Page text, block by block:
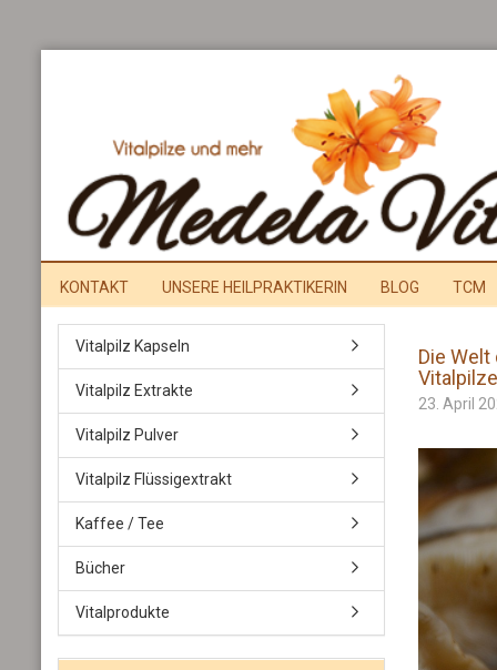
KONTAKT UNSERE HEILPRAKTIKERIN BLOG TCM
Die
23. April
Vitalpilz Kapseln
Vitalpilz Extrakte
Vitalpilz Pulver
Vitalpilz Flüssigextrakt
Kaffee / Tee
Bücher
Vitalprodukte